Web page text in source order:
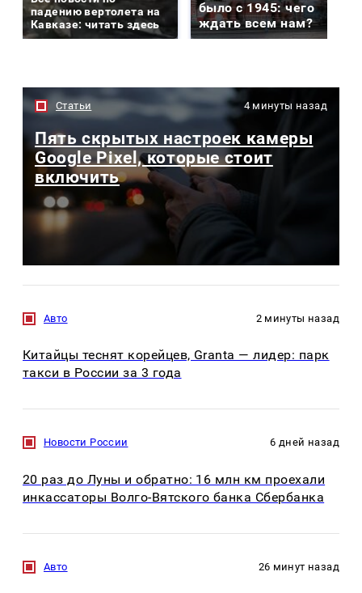
падению вертолета на
Кавказе: читать здесь
было с 1945: чего
ждать всем нам?
Статьи 4 минуты назад
Пять скрытых настроек камеры
Google Pixel, которые стоит
включить
Авто 2 минуты назад
Китайцы теснят корейцев, Granta — лидер: парк
такси в России за 3 года
Новости России 6 дней назад
20 раз до Луны и обратно: 16 млн км проехали
инкассаторы Волго-Вятского банка Сбербанка
Авто 26 минут назад